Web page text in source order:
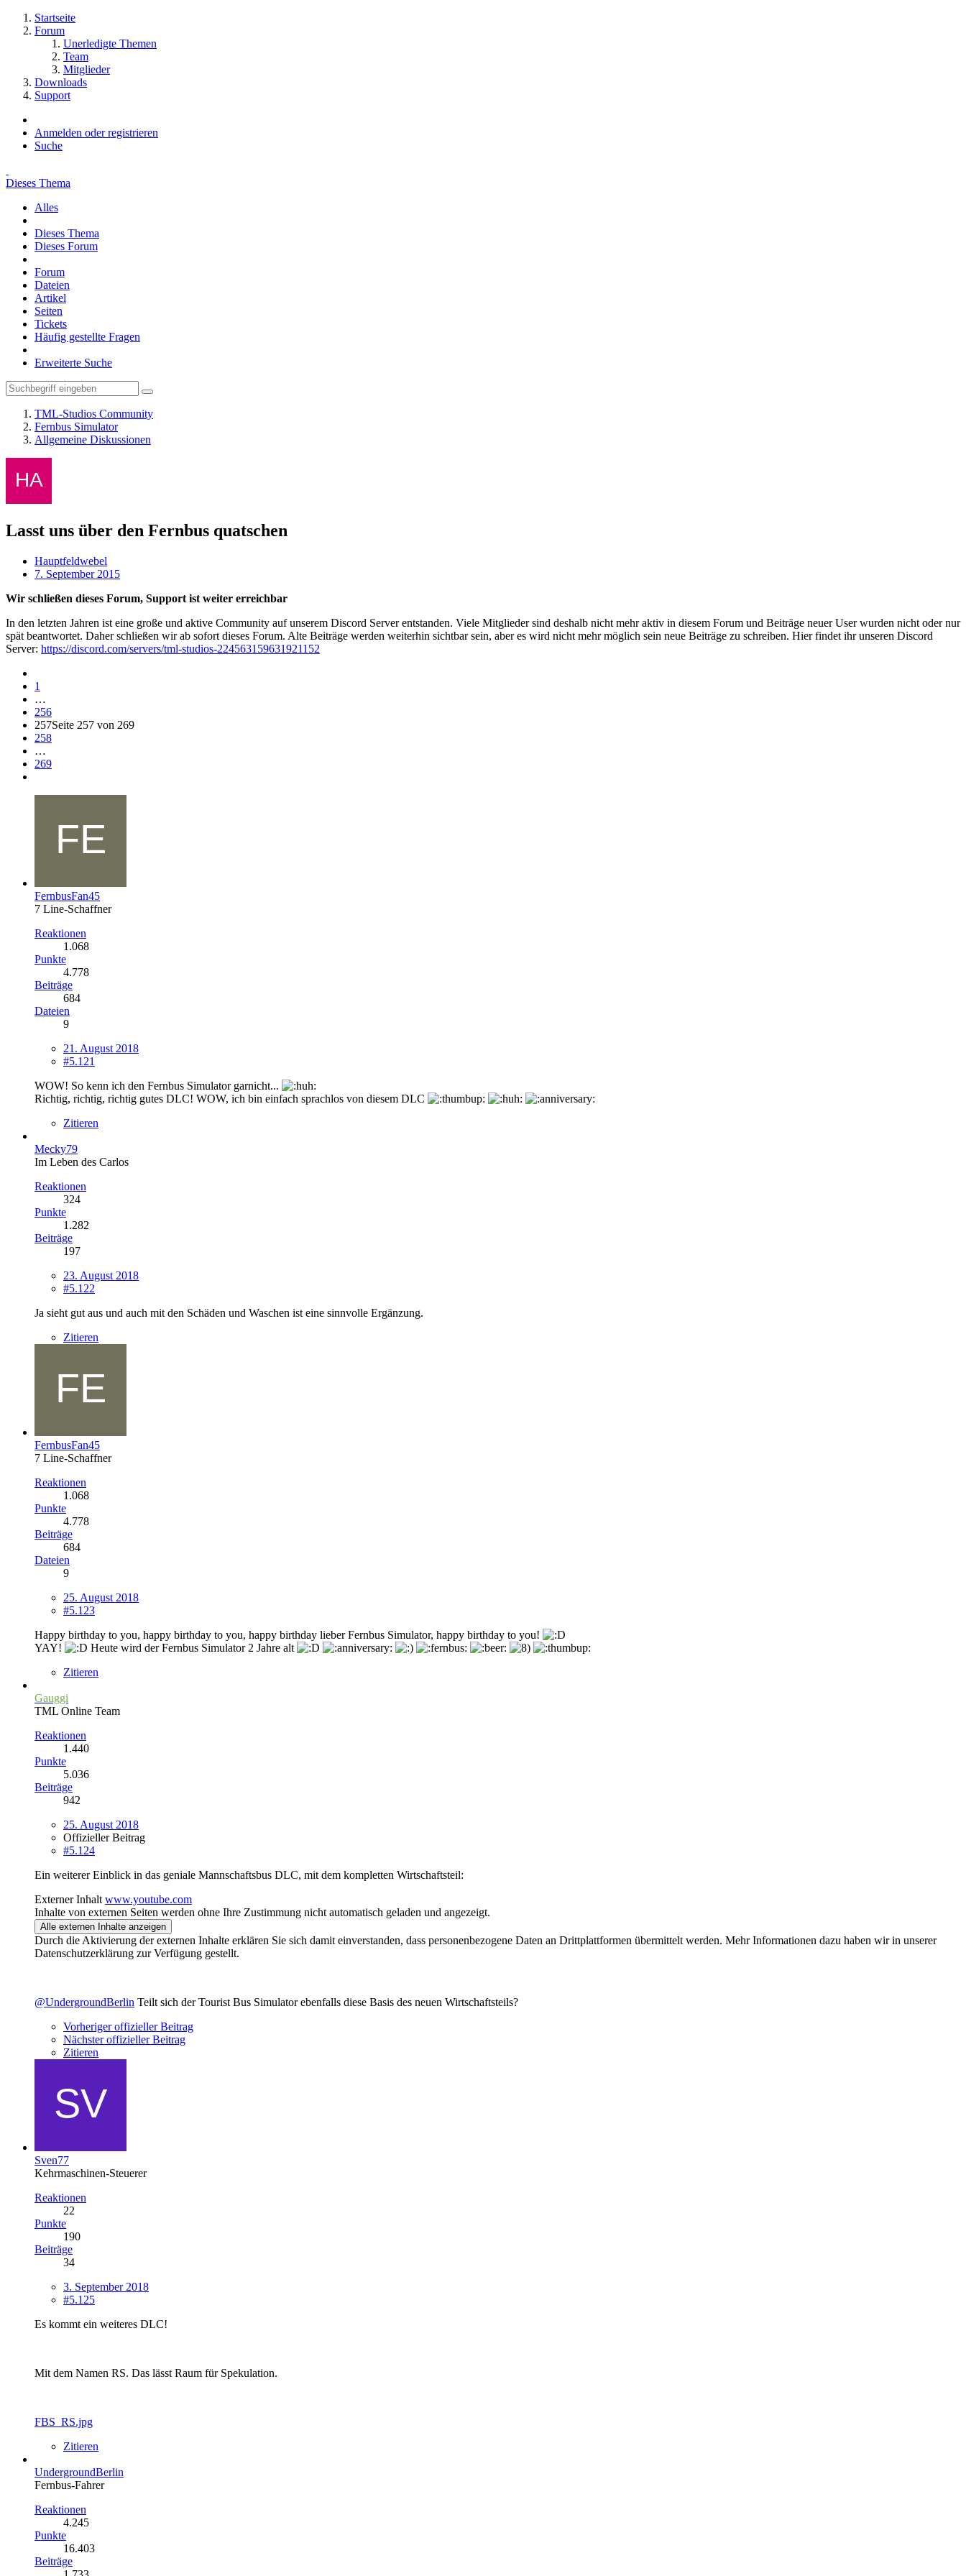
Startseite
Forum
Unerledigte Themen
Team
Mitglieder
Downloads
Support
Anmelden oder registrieren
Suche
Dieses Thema
Alles
Dieses Thema
Dieses Forum
Forum
Dateien
Artikel
Seiten
Tickets
Häufig gestellte Fragen
Erweiterte Suche
TML-Studios Community
Fernbus Simulator
Allgemeine Diskussionen
Lasst uns über den Fernbus quatschen
Hauptfeldwebel
7. September 2015
Wir schließen dieses Forum, Support ist weiter erreichbar
In den letzten Jahren ist eine große und aktive Community auf unserem Discord Server entstanden. Viele Mitglieder sind deshalb nicht mehr aktiv in diesem Forum und Beiträge neuer User wurden nicht oder nur
spät beantwortet. Daher schließen wir ab sofort dieses Forum. Alte Beiträge werden weiterhin sichtbar sein, aber es wird nicht mehr möglich sein neue Beiträge zu schreiben. Hier findet ihr unseren Discord
Server: https://discord.com/servers/tml-studios-224563159631921152
1
…
256
257Seite 257 von 269
258
…
269
FernbusFan45
7 Line-Schaffner
Reaktionen
1.068
Punkte
4.778
Beiträge
684
Dateien
9
21. August 2018
#5.121
WOW! So kenn ich den Fernbus Simulator garnicht...
Richtig, richtig, richtig gutes DLC! WOW, ich bin einfach sprachlos von diesem DLC
Zitieren
Mecky79
Im Leben des Carlos
Reaktionen
324
Punkte
1.282
Beiträge
197
23. August 2018
#5.122
Ja sieht gut aus und auch mit den Schäden und Waschen ist eine sinnvolle Ergänzung.
Zitieren
FernbusFan45
7 Line-Schaffner
Reaktionen
1.068
Punkte
4.778
Beiträge
684
Dateien
9
25. August 2018
#5.123
Happy birthday to you, happy birthday to you, happy birthday lieber Fernbus Simulator, happy birthday to you!
YAY!
Heute wird der Fernbus Simulator 2 Jahre alt
Zitieren
Gauggi
TML Online Team
Reaktionen
1.440
Punkte
5.036
Beiträge
942
25. August 2018
Offizieller Beitrag
#5.124
Ein weiterer Einblick in das geniale Mannschaftsbus DLC, mit dem kompletten Wirtschaftsteil:
Externer Inhalt www.youtube.com
Inhalte von externen Seiten werden ohne Ihre Zustimmung nicht automatisch geladen und angezeigt.
Alle externen Inhalte anzeigen
Durch die Aktivierung der externen Inhalte erklären Sie sich damit einverstanden, dass personenbezogene Daten an Drittplattformen übermittelt werden. Mehr Informationen dazu haben wir in unserer
Datenschutzerklärung zur Verfügung gestellt.
@UndergroundBerlin Teilt sich der Tourist Bus Simulator ebenfalls diese Basis des neuen Wirtschaftsteils?
Vorheriger offizieller Beitrag
Nächster offizieller Beitrag
Zitieren
Sven77
Kehrmaschinen-Steuerer
Reaktionen
22
Punkte
190
Beiträge
34
3. September 2018
#5.125
Es kommt ein weiteres DLC!
Mit dem Namen RS. Das lässt Raum für Spekulation.
FBS_RS.jpg
Zitieren
UndergroundBerlin
Fernbus-Fahrer
Reaktionen
4.245
Punkte
16.403
Beiträge